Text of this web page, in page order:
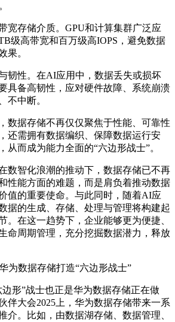
宽存储介质。 GPU和计算集群广泛应
级高带宽和百万级高IOPS，避免数据
果。
韧性。 在AI应用中，数据丢失或损坏
具备高韧性，应对硬件故障、系统崩溃
不中断。
数据存储不再仅仅聚焦于性能、可靠性
还需拥有数据编织、保障数据运行安
从而成为能力全面的“六边形战士”。
在数智化浪潮的推动下，数据存储已不再
性能方面的难题，而是肩负着推动数据
值的重要使命。 与此同时，随着AI应
据的生成、存储、处理与管理将构建起
。在这一趋势下， 企业能够更为便捷、
命周期管理，充分挖掘数据潜力，释放
为数据存储打造“六边形战士”
形”战士也正是华为数据存储正在做
伴大会2025上，华为数据存储带来一系
介。比如， 由数据湖存储、数据管理、